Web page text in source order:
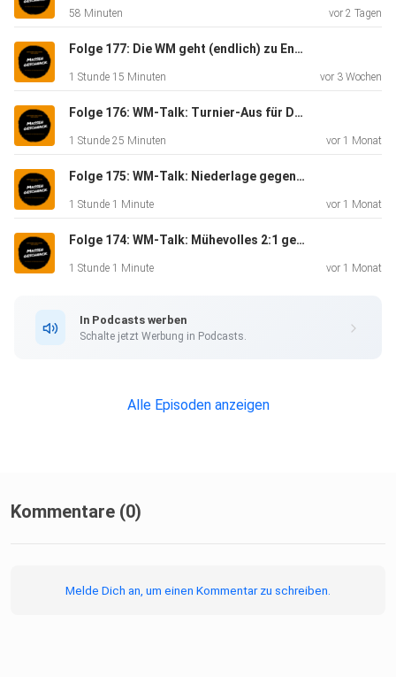
58 Minuten vor 2 Tagen
Folge 177: Die WM geht (endlich) zu Ende - Massengeschnack
1 Stunde 15 Minuten vor 3 Wochen
Folge 176: WM-Talk: Turnier-Aus für Deutschland - Massengeschnack
1 Stunde 25 Minuten vor 1 Monat
Folge 175: WM-Talk: Niederlage gegen Ecuador - Massengeschnack
1 Stunde 1 Minute vor 1 Monat
Folge 174: WM-Talk: Mühevolles 2:1 gegen die Elfenbeinküste - Massengeschnack
1 Stunde 1 Minute vor 1 Monat
In Podcasts werben
Schalte jetzt Werbung in Podcasts.
Alle Episoden anzeigen
Kommentare (0)
Melde Dich an, um einen Kommentar zu schreiben.